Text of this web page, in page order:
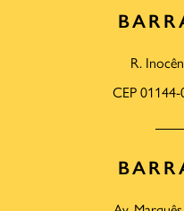
R.
CEP 01144-